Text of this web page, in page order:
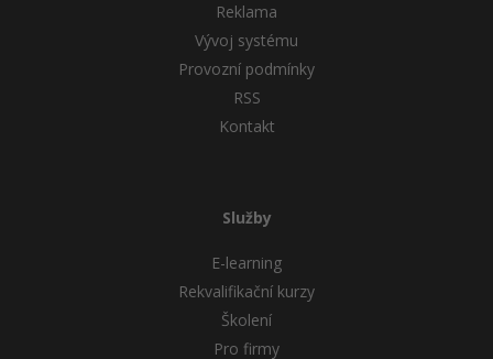
Reklama
Vývoj systému
Provozní podmínky
RSS
Kontakt
Služby
E-learning
Rekvalifikační kurzy
Školení
Pro firmy